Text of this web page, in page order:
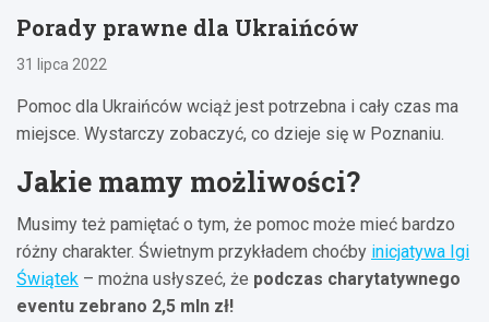
Porady prawne dla Ukraińców
31 lipca 2022
Pomoc dla Ukraińców wciąż jest potrzebna i cały czas ma
miejsce. Wystarczy zobaczyć, co dzieje się w Poznaniu.
Jakie mamy możliwości?
Musimy też pamiętać o tym, że pomoc może mieć bardzo
różny charakter. Świetnym przykładem choćby inicjatywa Igi
Świątek – można usłyszeć, że podczas charytatywnego
eventu zebrano 2,5 mln zł!